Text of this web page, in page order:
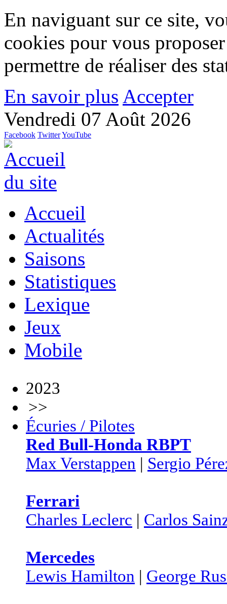
En naviguant sur ce site,
cookies pour vous
permettre de réaliser des
En savoir plus Accepter
Vendredi 07 Août 2026
Facebook TwitterYouTube
Accueil
Actualités
Saisons
Statistiques
Lexique
Jeux
Mobile
2023
>>
Écuries / Pilotes
Red Bull-Honda RBPT
Max Verstappen | Sergio
Ferrari
Charles Leclerc | Carlos
Mercedes
Lewis Hamilton | George